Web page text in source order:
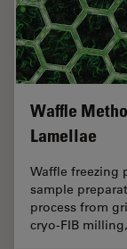
Waffle
Lamellae
Waffle freezing
sample
process from
cryo-FIB